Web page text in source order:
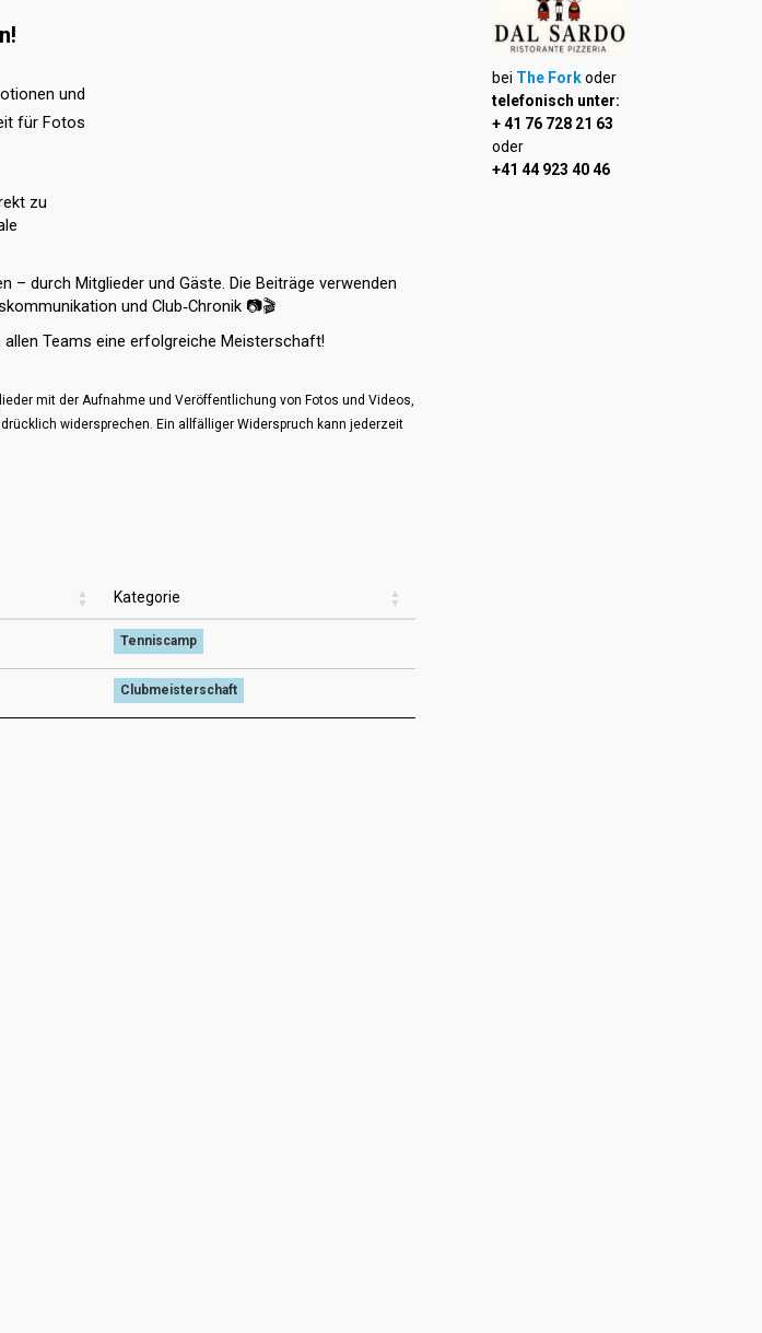
und
für Fotos
zu
durch Mitglieder und Gäste. Die Beiträge verwenden
und Club‑Chronik 📷🎬
Teams eine erfolgreiche Meisterschaft!
mit der Aufnahme und Veröffentlichung von Fotos und Videos,
widersprechen. Ein allfälliger Widerspruch kann jederzeit
Kategorie
Kategorie
Tenniscamp
Clubmeisterschaft
bei The Forkoder
telefonisch unter:
+ 41 76 728 21 63
oder
+41 44 923 40 46